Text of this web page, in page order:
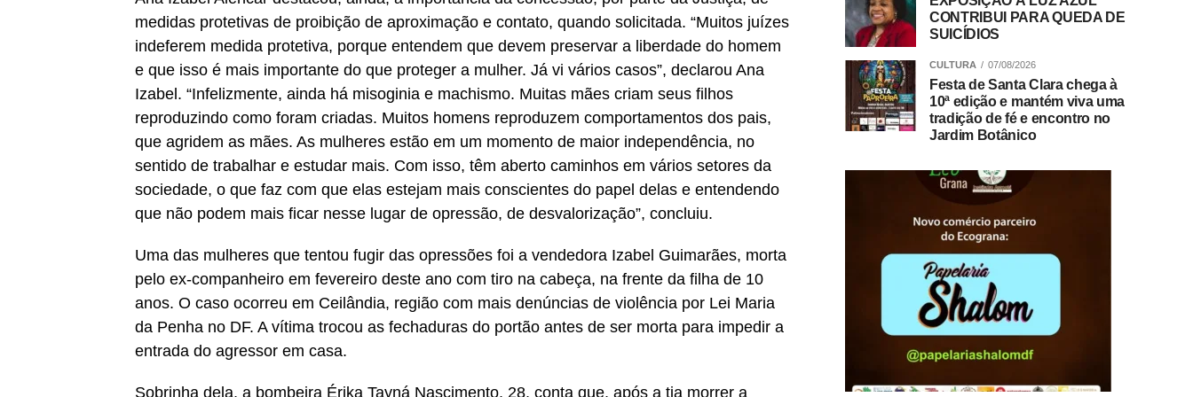
medidas protetivas de proibição de aproximação e contato, quando solicitada. “Muitos juízes
indeferem medida protetiva, porque entendem que devem preservar a liberdade do homem
e que isso é mais importante do que proteger a mulher. Já vi vários casos”, declarou Ana
Izabel. “Infelizmente, ainda há misoginia e machismo. Muitas mães criam seus filhos
reproduzindo como foram criadas. Muitos homens reproduzem comportamentos dos pais,
que agridem as mães. As mulheres estão em um momento de maior independência, no
sentido de trabalhar e estudar mais. Com isso, têm aberto caminhos em vários setores da
sociedade, o que faz com que elas estejam mais conscientes do papel delas e entendendo
que não podem mais ficar nesse lugar de opressão, de desvalorização”, concluiu.
Uma das mulheres que tentou fugir das opressões foi a vendedora Izabel Guimarães, morta
pelo ex-companheiro em fevereiro deste ano com tiro na cabeça, na frente da filha de 10
anos. O caso ocorreu em Ceilândia, região com mais denúncias de violência por Lei Maria
da Penha no DF. A vítima trocou as fechaduras do portão antes de ser morta para impedir a
entrada do agressor em casa.
Sobrinha dela, a bombeira Érika Tayná Nascimento, 28, conta que, após a tia morrer a
CONTRIBUI PARA QUEDA DE
SUICÍDIOS
CULTURA 07/08/2026
Festa de Santa Clara chega à
10ª edição e mantém viva uma
tradição de fé e encontro no
Jardim Botânico